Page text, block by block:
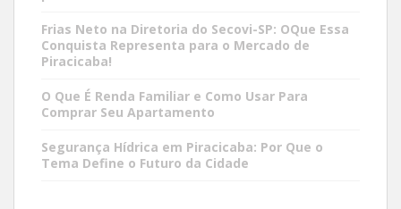
Frias Neto na Diretoria do Secovi-SP: OQue Essa
Conquista Representa para o Mercado de
Piracicaba!
O Que É Renda Familiar e Como Usar Para
Comprar Seu Apartamento
Segurança Hídrica em Piracicaba: Por Que o
Tema Define o Futuro da Cidade